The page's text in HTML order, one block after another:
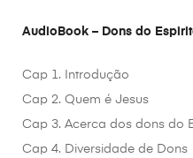
AudioBook – Dons do
Cap 1. Introdução
Cap 2. Quem é Jesus
Cap 3. Acerca dos dons do
Cap 4. Diversidade de Dons